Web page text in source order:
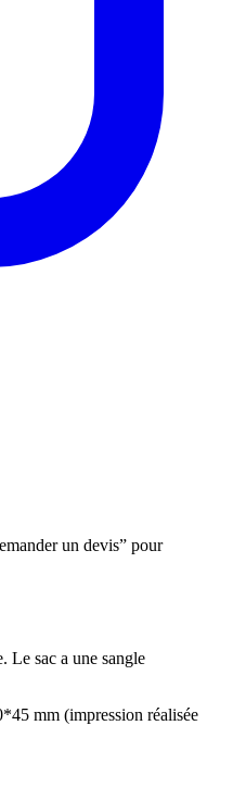
un devis” pour
Le sac a une sangle
mm (impression réalisée